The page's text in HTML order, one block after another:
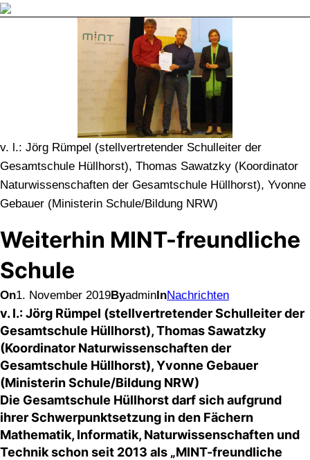
Direkt
v. l.: Jörg Rümpel (stellvertretender Schulleiter der
Gesamtschule Hüllhorst), Thomas Sawatzky (Koordinator
Naturwissenschaften der Gesamtschule Hüllhorst), Yvonne
Gebauer (Ministerin Schule/Bildung NRW)
Weiterhin MINT-freundliche
Schule
On1. November 2019ByadminInNachrichten
v. l.: Jörg Rümpel (stellvertretender Schulleiter der
Gesamtschule Hüllhorst), Thomas Sawatzky
(Koordinator Naturwissenschaften der
Gesamtschule Hüllhorst), Yvonne Gebauer
(Ministerin Schule/Bildung NRW)
Die Gesamtschule Hüllhorst darf sich aufgrund
ihrer Schwerpunktsetzung in den Fächern
Mathematik, Informatik, Naturwissenschaften und
Technik schon seit 2013 als „MINT-freundliche